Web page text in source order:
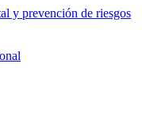
y prevención de riesgos